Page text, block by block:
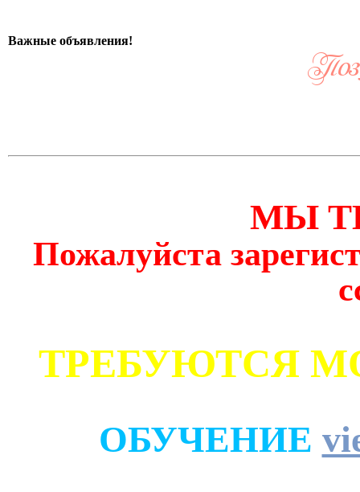
Важные объявления!
МЫ
Пожалуйста
ТРЕБУЮТСЯ
ОБУЧЕНИЕ